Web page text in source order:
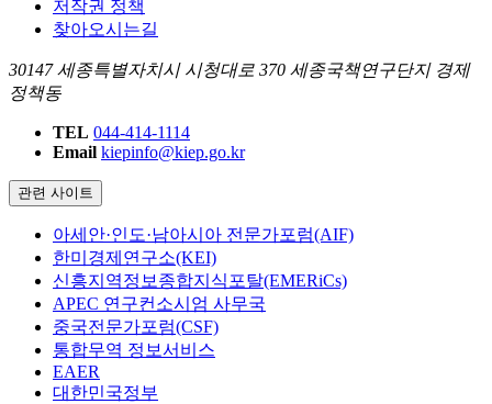
저작권 정책
찾아오시는길
30147 세종특별자치시 시청대로 370 세종국책연구단지 경제
정책동
TEL 044-414-1114
Email kiepinfo@kiep.go.kr
관련 사이트
아세안·인도·남아시아 전문가포럼(AIF)
한미경제연구소(KEI)
신흥지역정보종합지식포탈(EMERiCs)
APEC 연구컨소시엄 사무국
중국전문가포럼(CSF)
통합무역 정보서비스
EAER
대한민국정부